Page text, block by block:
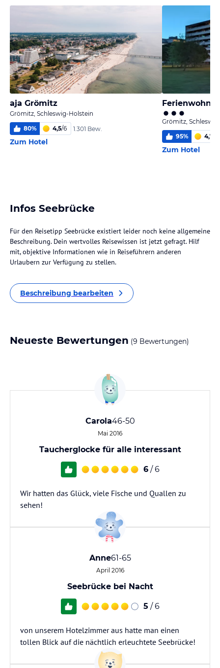
aja Grömitz
Grömitz, Schleswig-Holstein
80% 4,5/6 1.301 Bew.
Zum Hotel
Grömitz,
95% 4,7
Zum Hotel
Infos Seebrücke
Für den Reisetipp Seebrücke existiert leider noch keine allgemeine
Beschreibung. Dein wertvolles Reisewissen ist jetzt gefragt. Hilf
mit, objektive Informationen wie in Reiseführern anderen
Urlaubern zur Verfügung zu stellen.
Beschreibung bearbeiten
Neueste Bewertungen (9 Bewertungen)
Carola46-50
Mai 2016
Taucherglocke für alle interessant
6 / 6
Wir hatten das Glück, viele Fische und Quallen zu
sehen!
Anne61-65
April 2016
Seebrücke bei Nacht
5 / 6
von unserem Hotelzimmer aus hatte man einen
tollen Blick auf die nächtlich erleuchtete Seebrücke!